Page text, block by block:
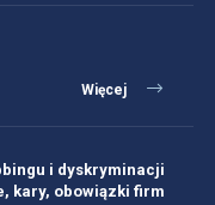
Więcej
i dyskryminacji
kary, obowiązki firm